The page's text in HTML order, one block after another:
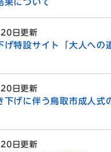
果について
日更新
げ特設サイト「大人への
日更新
下げに伴う鳥取市成人式
日更新